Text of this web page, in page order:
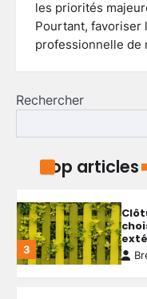
les priorités
Pourtant, favoriser
professionnelle de
Rechercher
Top articles
3